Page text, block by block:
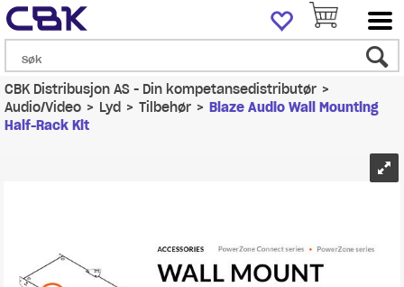
CBK Distribusjon AS - Din kompetansedistributør>
Audio/Video>Lyd >Tilbehør>Blaze Audio Wall Mounting
Half-Rack Kit